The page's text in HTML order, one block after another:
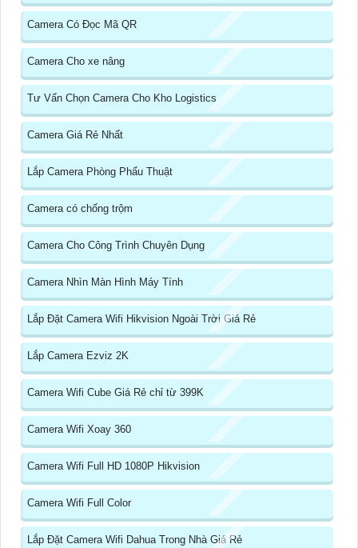
Camera Có Đọc Mã QR
Camera Cho xe nâng
Tư Vấn Chọn Camera Cho Kho Logistics
Camera Giá Rẻ Nhất
Lắp Camera Phòng Phẩu Thuật
Camera có chống trộm
Camera Cho Công Trình Chuyên Dụng
Camera Nhìn Màn Hình Máy Tính
Lắp Đặt Camera Wifi Hikvision Ngoài Trời Giá Rẻ
Lắp Camera Ezviz 2K
Camera Wifi Cube Giá Rẻ chỉ từ 399K
Camera Wifi Xoay 360
Camera Wifi Full HD 1080P Hikvision
Camera Wifi Full Color
Lắp Đặt Camera Wifi Dahua Trong Nhà Giá Rẻ